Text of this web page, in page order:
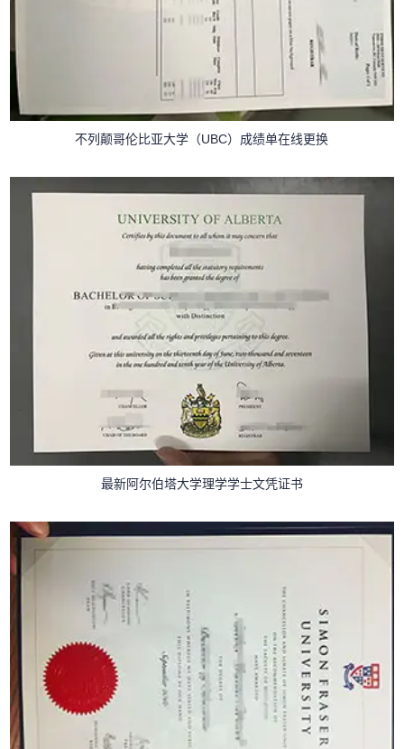
不列颠哥伦比亚大学（UBC）成绩单在线更换
最新阿尔伯塔大学理学学士文凭证书